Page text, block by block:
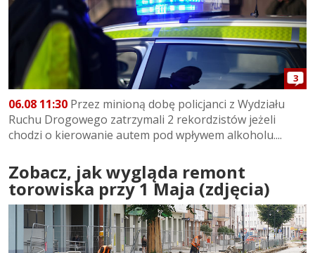
3
06.08 11:30 Przez minioną dobę policjanci z Wydziału
Ruchu Drogowego zatrzymali 2 rekordzistów jeżeli
chodzi o kierowanie autem pod wpływem alkoholu....
Zobacz, jak wygląda remont
torowiska przy 1 Maja (zdjęcia)